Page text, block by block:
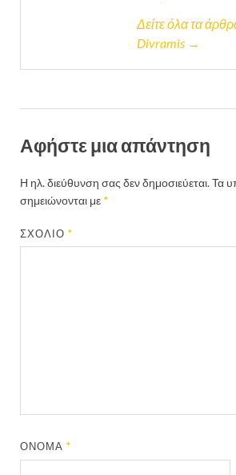
Δείτε όλα τα
Divramis →
Αφήστε μια απάντηση
Η ηλ. διεύθυνση σας δεν δημοσιεύεται.Τα
σημειώνονται με *
ΣΧΌΛΙΟ*
ΌΝΟΜΑ*